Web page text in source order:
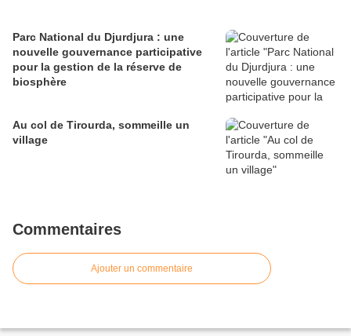
Parc National du Djurdjura : une
nouvelle gouvernance participative
pour la gestion de la réserve de
biosphère
Au col de Tirourda, sommeille un
village
Commentaires
Ajouter un commentaire